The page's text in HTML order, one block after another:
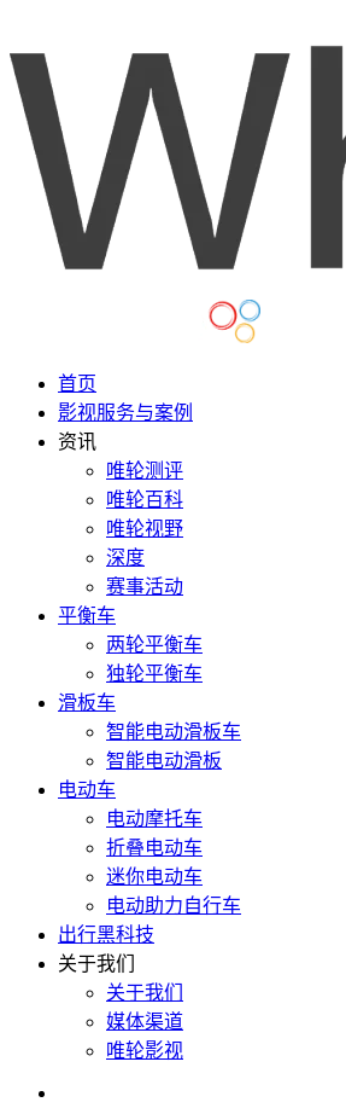
首页
影视服务与案例
资讯
唯轮测评
唯轮百科
唯轮视野
深度
赛事活动
平衡车
两轮平衡车
独轮平衡车
滑板车
智能电动滑板车
智能电动滑板
电动车
电动摩托车
折叠电动车
迷你电动车
电动助力自行车
出行黑科技
关于我们
关于我们
媒体渠道
唯轮影视